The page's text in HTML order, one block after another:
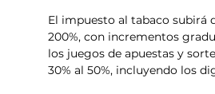
El impuesto al tabaco subirá
200%, con incrementos
los juegos de apuestas y
30% al 50%, incluyendo los